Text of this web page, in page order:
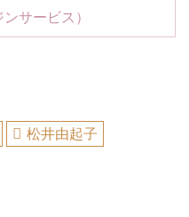
サービス）
松井由起子